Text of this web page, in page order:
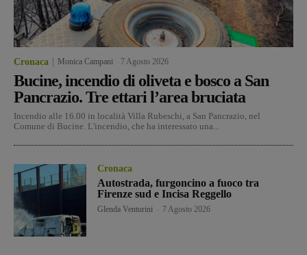
Cronaca Monica Campani 7 Agosto 2026
Bucine, incendio di oliveta e bosco a San
Pancrazio. Tre ettari l’area bruciata
Incendio alle 16.00 in località Villa Rubeschi, a San Pancrazio, nel
Comune di Bucine. L'incendio, che ha interessato una...
Cronaca
Autostrada, furgoncino a fuoco tra
Firenze sud e Incisa Reggello
Glenda Venturini 7 Agosto 2026